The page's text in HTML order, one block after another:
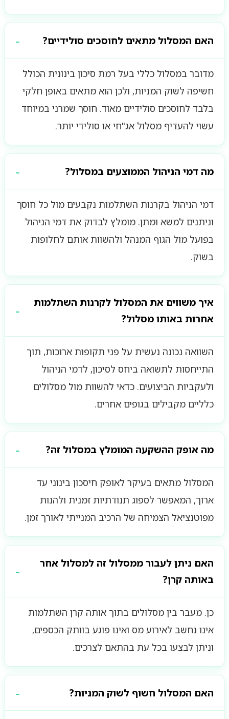
האם המסלול מתאים לחוסכים סולידיים?
מדובר במסלול כללי בעל רמת סיכון בינונית הכולל
חשיפה לשוק המניות, ולכן הוא מתאים באופן חלקי
בלבד לחוסכים סולידיים מאוד. חוסך שמרני במיוחד
עשוי להעדיף מסלול אג"חי או סולידי יותר.
מה דמי הניהול הממוצעים במסלול?
דמי הניהול בקרנות השתלמות נקבעים מול כל חוסך
וניתנים למשא ומתן. מומלץ לבדוק את דמי הניהול
בפועל מול הגוף המנהל ולהשוות אותם לחלופות
בשוק.
איך משווים את המסלול לקרנות השתלמות
אחרות באותו מסלול?
השוואה נכונה נעשית על פני תקופות ארוכות, תוך
התייחסות לתשואה ביחס לסיכון, לדמי הניהול
ולעקביות הביצועים. כדאי להשוות מול מסלולים
כלליים מקבילים בגופים אחרים.
מה אופק ההשקעה המומלץ במסלול זה?
המסלול מתאים בעיקר לאופק חיסכון בינוני עד
ארוך, המאפשר לספוג תנודתיות זמנית ולהנות
מפוטנציאל הצמיחה של הרכיב המנייתי לאורך זמן.
האם ניתן לעבור ממסלול זה למסלול אחר
באותה קרן?
כן. מעבר בין מסלולים בתוך אותה קרן השתלמות
אינו נחשב לאירוע מס ואינו פוגע בוותק הכספים,
וניתן לבצעו בכל עת בהתאם לצרכים.
האם המסלול חשוף לשוק המניות?